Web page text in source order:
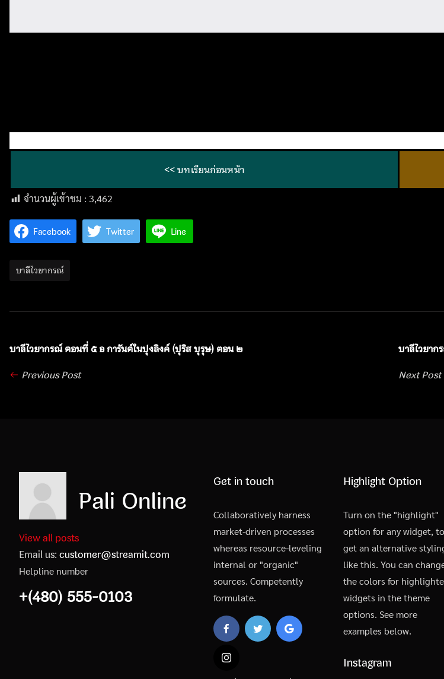
<< บทเรียนก่อนหน้า
จำนวนผู้เข้าชม : 3,462
Facebook Twitter Line
บาลีไวยากรณ์
บาลีไวยากรณ์ ตอนที่ ๕ อ การันต์ในปุงลิงค์ (ปุริส บุรุษ) ตอน ๒
Previous Post
บาลีไวยา
Next Post
Pali Online
View all posts
Email us:customer@streamit.com
Helpline number
+(480) 555-0103
Get in touch
Collaboratively harness
market-driven processes
whereas resource-leveling
internal or "organic"
sources. Competently
formulate.
Highlight Option
Turn on the "highlight"
option for any widget, to
get an alternative
like this. You can
the colors for
widgets in the theme
options. See more
examples below.
Instagram